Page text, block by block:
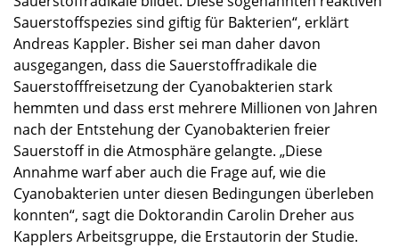
Sauerstoffspezies sind giftig für Bakterien“, erklärt
Andreas Kappler. Bisher sei man daher davon
ausgegangen, dass die Sauerstoffradikale die
Sauerstofffreisetzung der Cyanobakterien stark
hemmten und dass erst mehrere Millionen von Jahren
nach der Entstehung der Cyanobakterien freier
Sauerstoff in die Atmosphäre gelangte. „Diese
Annahme warf aber auch die Frage auf, wie die
Cyanobakterien unter diesen Bedingungen überleben
konnten“, sagt die Doktorandin Carolin Dreher aus
Kapplers Arbeitsgruppe, die Erstautorin der Studie.